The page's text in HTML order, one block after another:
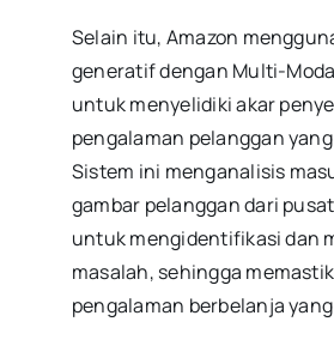
Selain itu, Amazon
generatif dengan Multi-
untuk menyelidiki akar
pengalaman pelanggan
Sistem ini menganalisis
gambar pelanggan dari
untuk mengidentifikasi dan
masalah, sehingga
pengalaman berbelanja